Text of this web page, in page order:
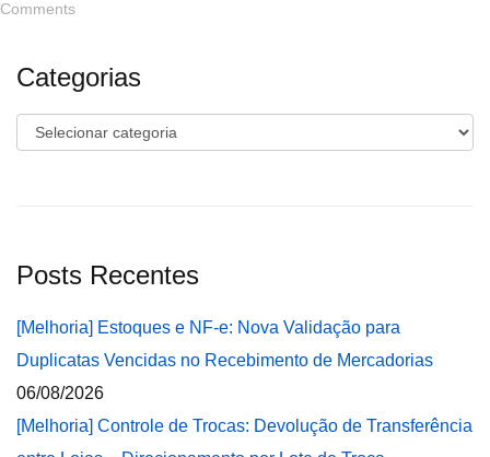
Comments
Categorias
Categorias
Posts Recentes
[Melhoria] Estoques e NF-e: Nova Validação para
Duplicatas Vencidas no Recebimento de Mercadorias
06/08/2026
[Melhoria] Controle de Trocas: Devolução de Transferência